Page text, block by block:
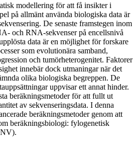
modellering för att få insikter i
på allmänt använda biologiska data är
De senaste framstegen inom
och RNA-sekvenser på encellsnivå
data är en möjlighet för forskare
som evolutionära samband,
och tumörheterogenitet. Faktorer
innebär dock utmaningar när det
olika biologiska begreppen. De
uppvisar ett annat hinder.
beräkningsmetoder för att fullt ut
av sekvenseringsdata. I denna
beräkningsmetoder genom att
beräkningsbiologi: fylogenetisk